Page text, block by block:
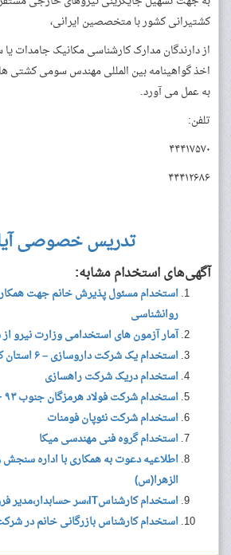
کشتیرانی کشور با متخصصین ایرانی،
از دارندگان مدارک کارشناسی مکانیک جامدات
اخذ گواهینامه بین المللی مهندس سومی کشتی
به عمل می آورد.
تلفن:
۴۴۴۱۷۵۷۰
۴۴۴۱۲۶۸۶
تدریس خصوصی
آگهی‌های استخدام مشابه:
استخدام مسئول پذیرش خانم جهت
روانشناسی
آمار آزمون های استخدامی وزارت نیرو از سال ۸۶
استخدام یک شرکت داروسازی – ۶ استان کشور
استخدام دریک شرکت راهسازی
استخدام شرکت فولاد هرمزگان جنوب ۹۳ + اعلام نتایج
استخدام شرکت نئوپان فومنات
استخدام گروه فنی مهندسی میکا
اطلاعیه دعوت به همکاری با اداره
الزهرا(س)
استخدام کارشناسIT،سر حسابدار،مدیر فروش در اسکای لاین
استخدام کارشناس بازرگانی خانم در